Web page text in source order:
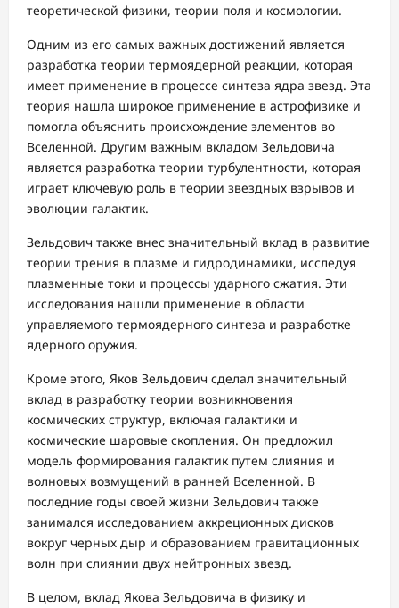
теоретической физики, теории поля и космологии.
Одним из его самых важных достижений является
разработка теории термоядерной реакции, которая
имеет применение в процессе синтеза ядра звезд. Эта
теория нашла широкое применение в астрофизике и
помогла объяснить происхождение элементов во
Вселенной. Другим важным вкладом Зельдовича
является разработка теории турбулентности, которая
играет ключевую роль в теории звездных взрывов и
эволюции галактик.
Зельдович также внес значительный вклад в развитие
теории трения в плазме и гидродинамики, исследуя
плазменные токи и процессы ударного сжатия. Эти
исследования нашли применение в области
управляемого термоядерного синтеза и разработке
ядерного оружия.
Кроме этого, Яков Зельдович сделал значительный
вклад в разработку теории возникновения
космических структур, включая галактики и
космические шаровые скопления. Он предложил
модель формирования галактик путем слияния и
волновых возмущений в ранней Вселенной. В
последние годы своей жизни Зельдович также
занимался исследованием аккреционных дисков
вокруг черных дыр и образованием гравитационных
волн при слиянии двух нейтронных звезд.
В целом, вклад Якова Зельдовича в физику и